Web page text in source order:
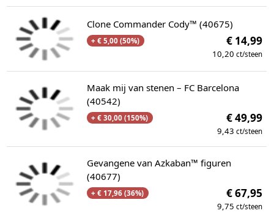
Clone Commander Cody™ (40675)
+ € 5,00 (50%) € 14,99
10,20 ct/steen
Maak mij van stenen – FC Barcelona
(40542)
+ € 30,00 (150%) € 49,99
9,43 ct/steen
Gevangene van Azkaban™ figuren
(40677)
+ € 17,96 (36%) € 67,95
9,75 ct/steen